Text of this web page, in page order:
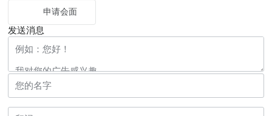
申请会面
发送消息